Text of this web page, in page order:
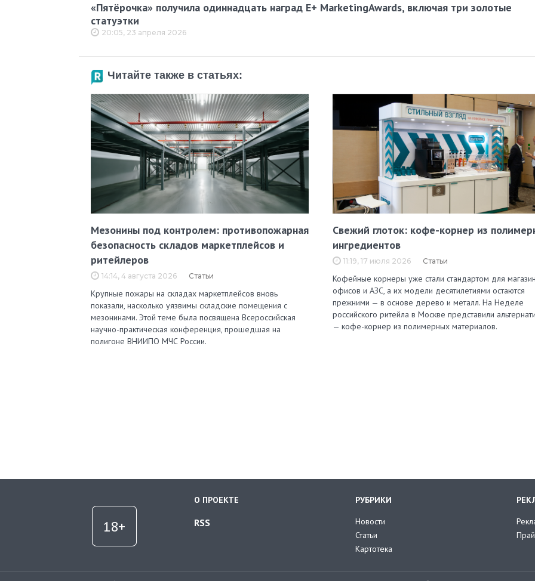
«Пятёрочка» получила одиннадцать наград E+ MarketingAwards, включая три золотые
статуэтки
20:05, 23 апреля 2026
Читайте также в статьях:
Мезонины под контролем: противопожарная
безопасность складов маркетплейсов и
ритейлеров
14:14, 4 августа 2026 Статьи
Крупные пожары на складах маркетплейсов вновь
показали, насколько уязвимы складские помещения с
мезонинами. Этой теме была посвящена Всероссийская
научно-практическая конференция, прошедшая на
полигоне ВНИИПО МЧС России.
Свежий глоток: кофе-корнер из
ингредиентов
11:19, 17 июля 2026 Статьи
Кофейные корнеры уже стали стандартом для
офисов и АЗС, а их модели десятилетиями остаются
прежними — в основе дерево и металл. На Неделе
российского ритейла в Москве представили
— кофе-корнер из полимерных материалов.
О ПРОЕКТЕ
RSS
РУБРИКИ
Новости
Статьи
Картотека